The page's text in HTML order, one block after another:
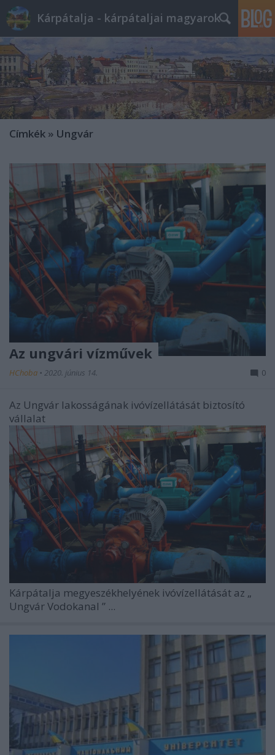
Kárpátalja - kárpátaljai magyarok
Címkék » Ungvár
Az ungvári vízművek
HChoba • 2020. június 14. 0
Az Ungvár lakosságának ivóvízellátását biztosító
vállalat
Kárpátalja megyeszékhelyének ivóvízellátását az „
Ungvár Vodokanal ” ...